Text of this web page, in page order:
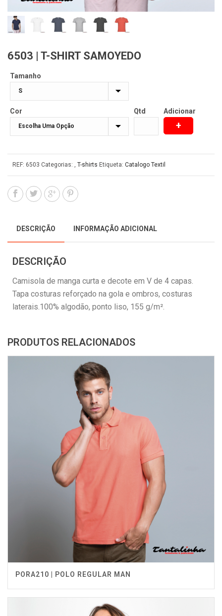
6503 | T-SHIRT SAMOYEDO
Tamanho
Cor Qtd Adicionar
+
REF: 6503 Categorias: T-shirts Etiqueta: Catalogo Textil
DESCRIÇÃO INFORMAÇÃO ADICIONAL
DESCRIÇÃO
Camisola de manga curta e decote em V de 4 capas.
Tapa costuras reforçado na gola e ombros, costuras
laterais.100% algodão, ponto liso, 155 g/m².
PRODUTOS RELACIONADOS
PORA210 | POLO REGULAR MAN